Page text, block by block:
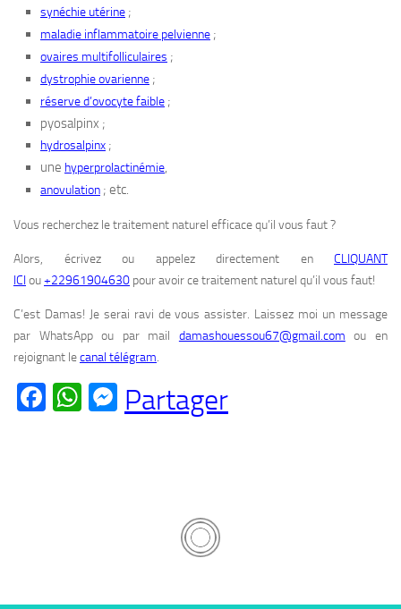
synéchie utérine ;
maladie inflammatoire pelvienne ;
ovaires multifolliculaires ;
dystrophie ovarienne ;
réserve d’ovocyte faible ;
pyosalpinx ;
hydrosalpinx ;
une hyperprolactinémie,
anovulation ; etc.
Vous recherchez le traitement naturel efficace qu’il vous faut ?
Alors, écrivez ou appelez directement en CLIQUANT
ICI ou+22961904630 pour avoir ce traitement naturel qu’il vous faut!
C’est Damas! Je serai ravi de vous assister. Laissez moi un message
par WhatsApp ou par mail damashouessou67@gmail.com ou en
rejoignant lecanal télégram.
Facebook
WhatsApp
Messenger
Partager